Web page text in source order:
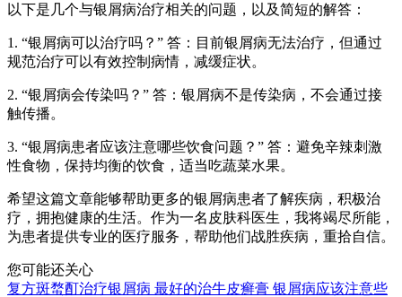
以下是几个与银屑病治疗相关的问题，以及简短的解答：
1. “银屑病可以治疗吗？” 答：目前银屑病无法治疗，但通过
规范治疗可以有效控制病情，减缓症状。
2. “银屑病会传染吗？” 答：银屑病不是传染病，不会通过接
触传播。
3. “银屑病患者应该注意哪些饮食问题？” 答：避免辛辣刺激
性食物，保持均衡的饮食，适当吃蔬菜水果。
希望这篇文章能够帮助更多的银屑病患者了解疾病，积极治
疗，拥抱健康的生活。作为一名皮肤科医生，我将竭尽所能，
为患者提供专业的医疗服务，帮助他们战胜疾病，重拾自信。
您可能还关心
复方斑蝥酊治疗银屑病 最好的治牛皮癣膏 银屑病应该注意些